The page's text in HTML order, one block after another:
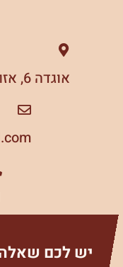
אוגדה 6, אזור תעשיה מישור אדומים
יש לכם